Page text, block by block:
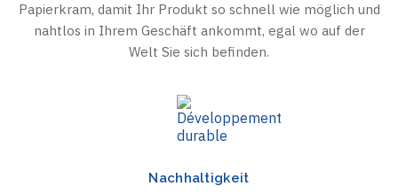
Papierkram, damit Ihr Produkt so schnell wie möglich und
nahtlos in Ihrem Geschäft ankommt, egal wo auf der
Welt Sie sich befinden.
Nachhaltigkeit